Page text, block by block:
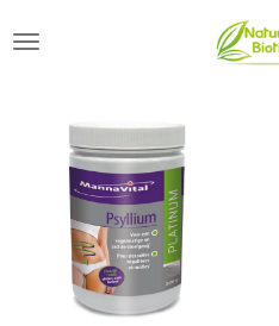
direct
hoofdinhoud